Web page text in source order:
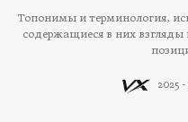
Топонимы и терминология,
содержащиеся в них
2025